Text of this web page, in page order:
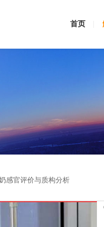
首页
价与质
感官评价与质构分析